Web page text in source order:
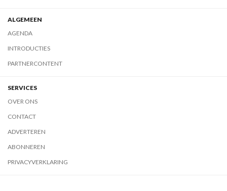
ALGEMEEN
AGENDA
INTRODUCTIES
PARTNERCONTENT
SERVICES
OVER ONS
CONTACT
ADVERTEREN
ABONNEREN
PRIVACYVERKLARING